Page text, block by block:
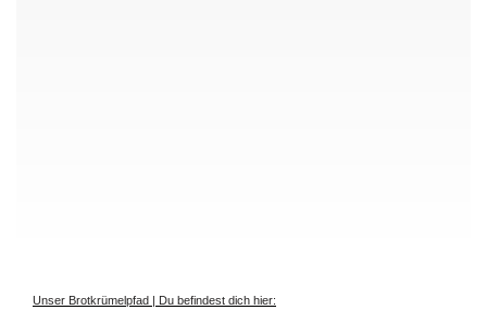
Unser Brotkrümelpfad | Du befindest dich hier: